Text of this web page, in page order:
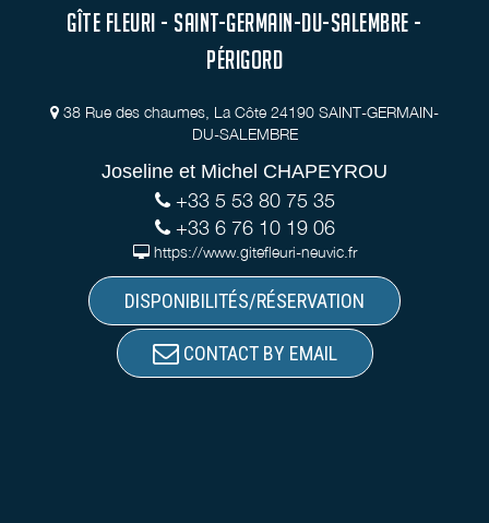
GÎTE FLEURI - SAINT-GERMAIN-DU-SALEMBRE -
PÉRIGORD
38 Rue des chaumes, La Côte 24190 SAINT-GERMAIN-
DU-SALEMBRE
Joseline et Michel CHAPEYROU
+33 5 53 80 75 35
+33 6 76 10 19 06
https://www.gitefleuri-neuvic.fr
DISPONIBILITÉS/RÉSERVATION
CONTACT BY EMAIL